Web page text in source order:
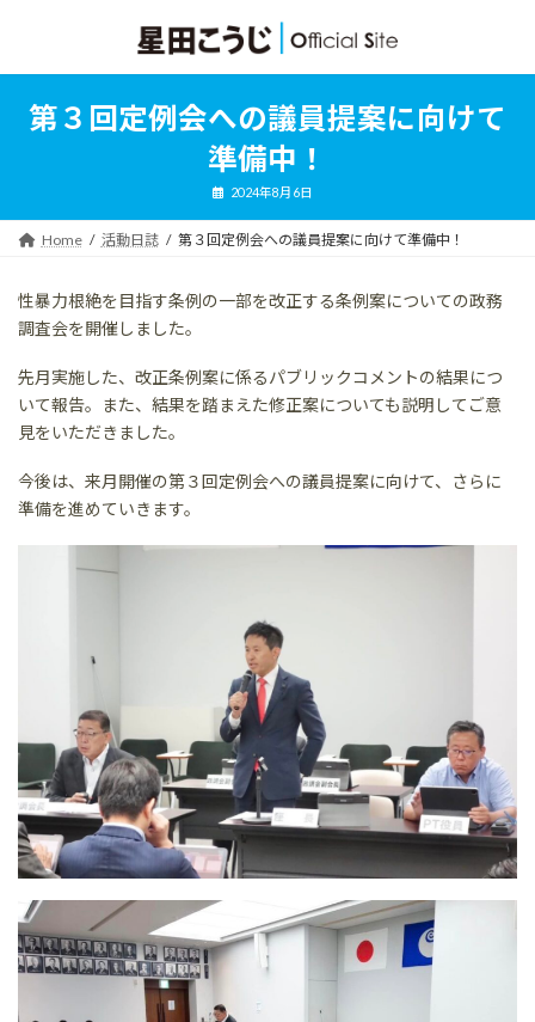
ン
ー
第３回定例会への議員提案に向けて
準備中！
2024年8月6日
Home 活動日誌 第３回定例会への議員提案に向けて準備中！
性暴力根絶を目指す条例の一部を改正する条例案についての政務
調査会を開催しました。
先月実施した、改正条例案に係るパブリックコメントの結果につ
いて報告。また、結果を踏まえた修正案についても説明してご意
見をいただきました。
今後は、来月開催の第３回定例会への議員提案に向けて、さらに
準備を進めていきます。